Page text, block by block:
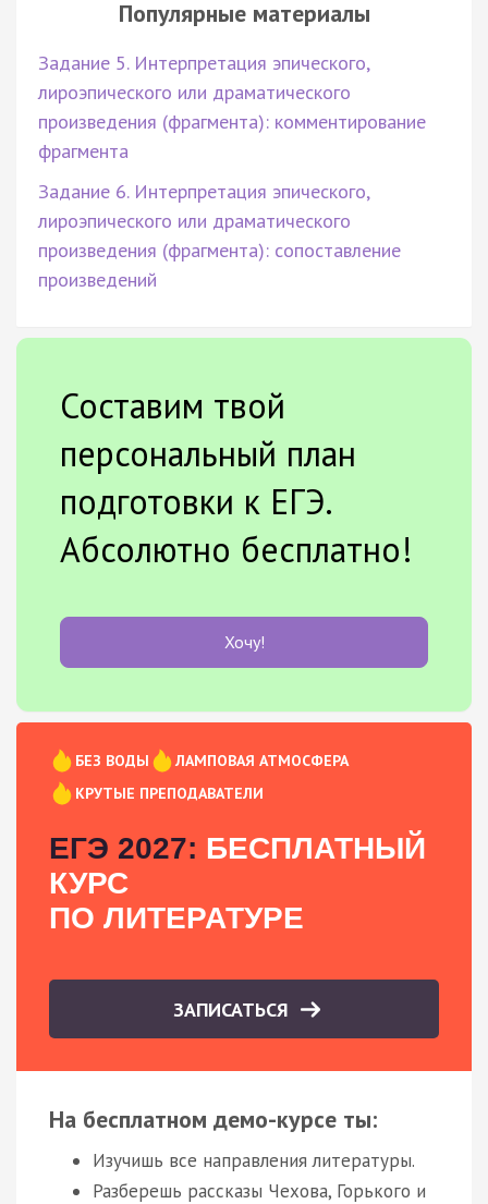
Популярные материалы
Задание 5. Интерпретация эпического,
лироэпического или драматического
произведения (фрагмента): комментирование
фрагмента
Задание 6. Интерпретация эпического,
лироэпического или драматического
произведения (фрагмента): сопоставление
произведений
Составим твой
персональный план
подготовки к ЕГЭ.
Абсолютно бесплатно!
Хочу!
БЕЗ ВОДЫ
ЛАМПОВАЯ АТМОСФЕРА
КРУТЫЕ ПРЕПОДАВАТЕЛИ
ЕГЭ 2027: БЕСПЛАТНЫЙ
КУРС
ПО ЛИТЕРАТУРЕ
ЗАПИСАТЬСЯ
На бесплатном демо-курсе ты:
Изучишь все направления литературы.
Разберешь рассказы Чехова, Горького и